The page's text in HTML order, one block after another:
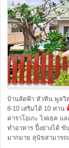
บ้านลัดฟ้า หัวหิน พูลวิ
8-10 เสริมได้ 10 ท่าน
คาราโอเกะ ไฟเธค แ
ทำอาหาร ปิ้งย่างได้ ขั
มากมาย สุนัขสามารถ